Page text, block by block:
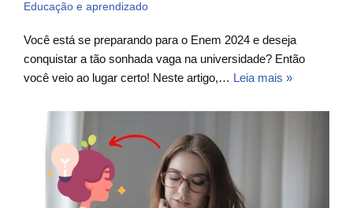
Educação e aprendizado
Você está se preparando para o Enem 2024 e deseja
conquistar a tão sonhada vaga na universidade? Então
você veio ao lugar certo! Neste artigo,… Leia mais »